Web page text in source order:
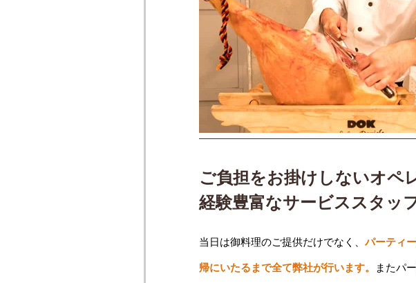
ご負担をお掛けしないオペ
経験豊富なサービススタッ
当日は御料理のご提供だけでなく、パーティ
帰にいたるまで全て弊社が行います。 またパ